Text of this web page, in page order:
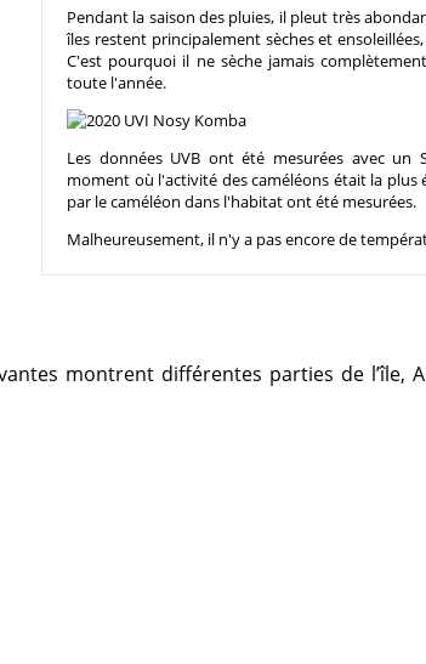
Pendant la saison des pluies, il pleut très
îles restent principalement sèches et
C'est pourquoi il ne sèche jamais
toute l'année.
Les données UVB ont été mesurées avec un
moment où l'activité des caméléons était la plus
par le caméléon dans l'habitat ont été mesurées.
Malheureusement, il n'y a pas encore de
montrent différentes parties de l’île,